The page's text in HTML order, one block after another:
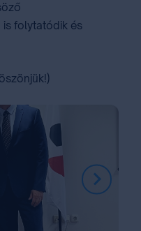
folytatódik és